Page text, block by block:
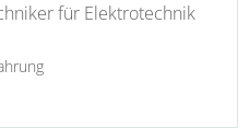
für Elektrotechnik